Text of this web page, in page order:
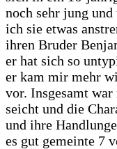
noch sehr jung
ich sie etwas
ihren Bruder
er hat sich so
er kam mir mehr
vor. Insgesamt
seicht und die
und ihre
es gut gemeinte 7